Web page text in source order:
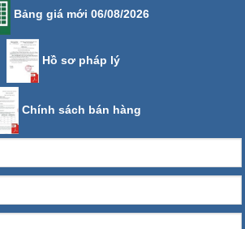
Bảng giá mới 06/08/2026
Hồ sơ pháp lý
Chính sách bán hàng